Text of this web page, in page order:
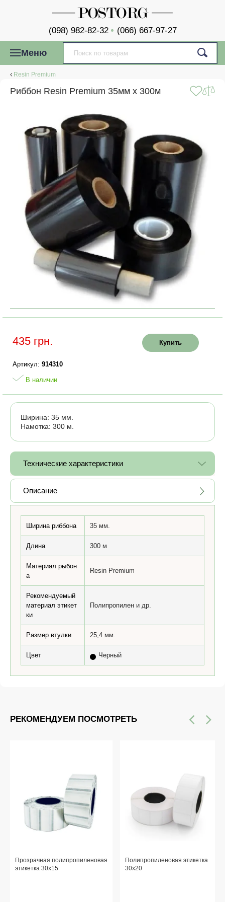
(098) 982-82-32 (066) 667-97-27
Меню
Resin Premium
Риббон Resin Premium 35мм x 300м
435 грн. Купить
Артикул: 914310
В наличии
Ширина: 35 мм.
Намотка: 300 м.
Технические характеристики
Описание
Ширина риббона 35 мм.
Длина 300 м
Материал рыбон
а
Resin Premium
Рекомендуемый
материал этикет
ки
Полипропилен и др.
Размер втулки 25,4 мм.
Цвет Черный
РЕКОМЕНДУЕМ ПОСМОТРЕТЬ
Прозрачная полипропиленовая
этикетка 30x15
Полипропиленовая этикетка
30x20